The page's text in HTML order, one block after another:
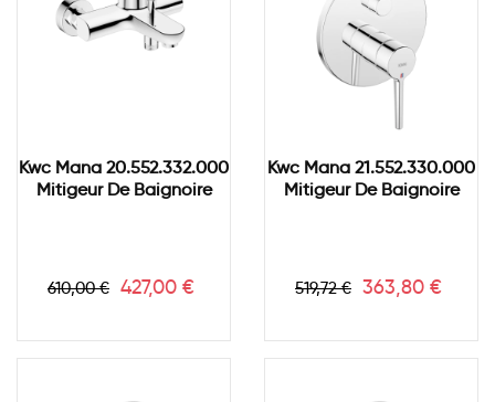
Kwc Mana 20.552.332.000
Mitigeur De Baignoire
Prix
610,00 € Prix
427,00 €
Kwc Mana 21.552.330.000
Mitigeur De Baignoire
Prix
519,72 € Prix
363,80 €